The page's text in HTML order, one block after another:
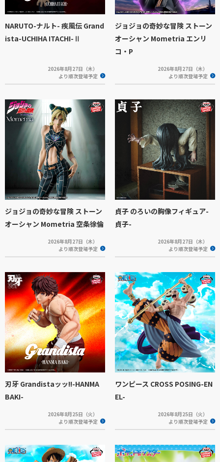
NARUTO-ナルト- 疾風伝 Grand
ista-UCHIHA ITACHI-Ⅱ
2026年8月27日（木）
より順次登場予定
ジョジョの奇妙な冒険 ストーン
オーシャン Mometria エンリ
コ・P
2026年8月27日（木）
より順次登場予定
ジョジョの奇妙な冒険 ストーン
オーシャン Mometria 空条徐倫
2026年8月27日（木）
より順次登場予定
貞子 のろいの胸像フィギュア-
貞子-
2026年8月27日（木）
より順次登場予定
刃牙 Grandistaッッ!!-HANMA
BAKI-
2026年8月25日（火）
より順次登場予定
ワンピース CROSS POSING-EN
EL-
2026年8月25日（火）
より順次登場予定